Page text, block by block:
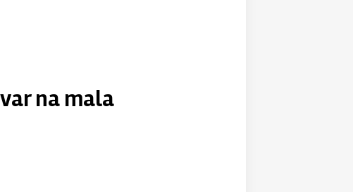
na mala